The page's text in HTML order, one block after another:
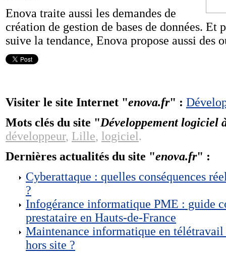
Enova traite aussi les demandes de
création de gestion de bases de données.
suive la tendance, Enova propose aussi des
Visiter le site Internet "enova.fr" :
Mots clés du site "Développement logiciel
développeur, Lille, logiciel.
Dernières actualités du site "enova.fr" :
Cyberattaque : quelles conséquences
?
Infogérance informatique PME : guide
prestataire en Hauts-de-France
Maintenance informatique en télétravail
hors site ?